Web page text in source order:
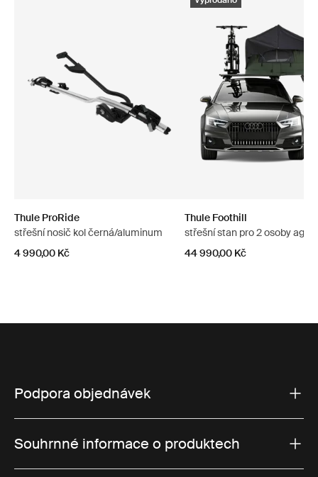
Thule ProRide
střešní nosič kol černá/aluminum
4 990,00 Kč
Thule Foothill
střešní stan pro 2 osoby
44 990,00 Kč
Podpora objednávek
Souhrnné informace o produktech